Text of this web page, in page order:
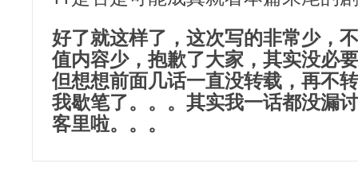
好了就这样了，这次写的非常少，
值内容少，抱歉了大家，其实没必
但想想前面几话一直没转载，再不
我歇笔了。。。其实我一话都没漏
客里啦。。。